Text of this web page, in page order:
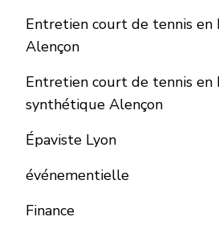
Entretien court de tennis en
Alençon
Entretien court de tennis en
synthétique Alençon
Épaviste Lyon
événementielle
Finance